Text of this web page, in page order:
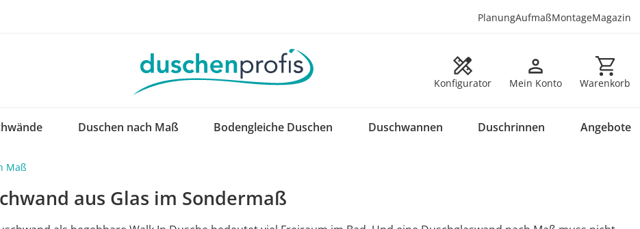
PlanungAufmaßMontageMagazin
Konfigurator Mein Konto Warenkorb
Warenkorb
Duschen nach Maß Bodengleiche Duschen Duschwannen Duschrinnen Angebote
Maß
aus Glas im Sondermaß